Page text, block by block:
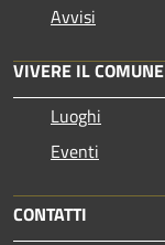
Avvisi
VIVERE IL COMUNE
Luoghi
Eventi
CONTATTI